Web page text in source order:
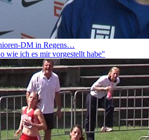
DM in Regens…
wie ich es mir vorgestellt habe"